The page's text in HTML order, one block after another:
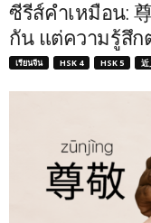
ซีรีส์คำเหมือน:
กัน แต่ความรู้สึก
เรียนจีน HSK 4 HSK 5 近